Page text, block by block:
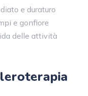
e duraturo
e gonfiore
delle attività